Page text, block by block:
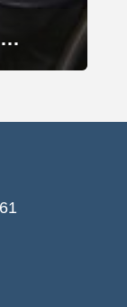
Предпринимательство в Норильске: вызовы и возможности